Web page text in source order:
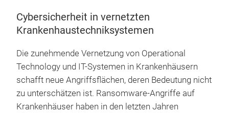
Cybersicherheit in vernetzten
Krankenhaustechniksystemen
Die zunehmende Vernetzung von Operational
Technology und IT-Systemen in Krankenhäusern
schafft neue Angriffsflächen, deren Bedeutung nicht
zu unterschätzen ist. Ransomware-Angriffe auf
Krankenhäuser haben in den letzten Jahren